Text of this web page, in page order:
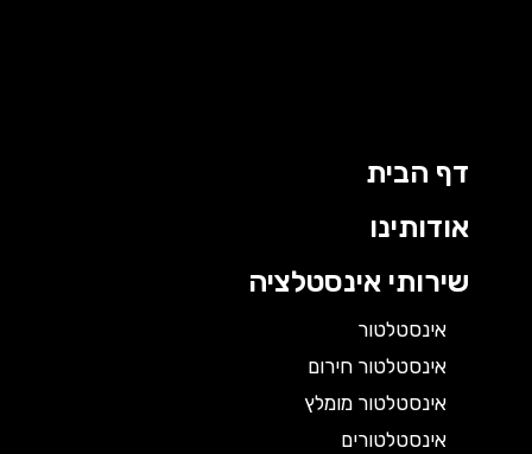
דף הבית
אודותינו
שירותי אינסטלציה
אינסטלטור
אינסטלטור חירום
אינסטלטור מומלץ
אינסטלטורים